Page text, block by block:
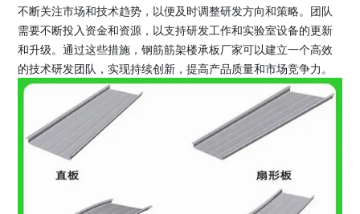
不断关注市场和技术趋势，以便及时调整研发方向和策略。团队
需要不断投入资金和资源，以支持研发工作和实验室设备的更新
和升级。通过这些措施，钢筋筋架楼承板厂家可以建立一个高效
的技术研发团队，实现持续创新，提高产品质量和市场竞争力。